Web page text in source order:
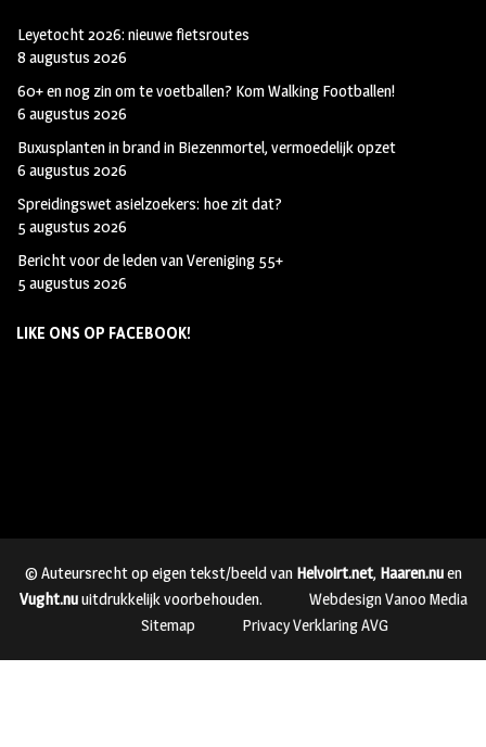
Leyetocht 2026: nieuwe fietsroutes
8 augustus 2026
60+ en nog zin om te voetballen? Kom Walking Footballen!
6 augustus 2026
Buxusplanten in brand in Biezenmortel, vermoedelijk opzet
6 augustus 2026
Spreidingswet asielzoekers: hoe zit dat?
5 augustus 2026
Bericht voor de leden van Vereniging 55+
5 augustus 2026
LIKE ONS OP FACEBOOK!
© Auteursrecht op eigen tekst/beeld van Helvoirt.net, Haaren.nuen
Vught.nuuitdrukkelijk voorbehouden.
Webdesign Vanoo Media
Sitemap
Privacy Verklaring AVG